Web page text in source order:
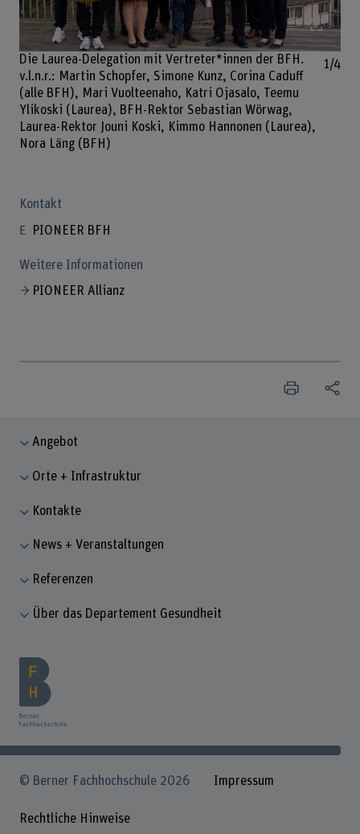
Bild
Die Laurea-Delegation mit Vertreter*innen der BFH.
v.l.n.r.: Martin Schopfer, Simone Kunz, Corina Caduff
(alle BFH), Mari Vuolteenaho, Katri Ojasalo, Teemu
Ylikoski (Laurea), BFH-Rektor Sebastian Wörwag,
Laurea-Rektor Jouni Koski, Kimmo Hannonen (Laurea),
Nora Läng (BFH)
1/4
Kontakt
PIONEER BFH
Weitere Informationen
PIONEER Allianz
Angebot
Orte + Infrastruktur
Kontakte
News + Veranstaltungen
Referenzen
Über das Departement Gesundheit
© Berner Fachhochschule 2026 Impressum
Rechtliche Hinweise